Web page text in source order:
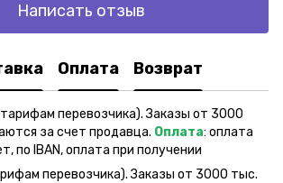
Написать отзыв
Оплата Возврат
перевозчика). Заказы от 3000
за счет продавца. Оплата: оплата
по IBAN, оплата при получении
перевозчика). Заказы от 3000 тыс.